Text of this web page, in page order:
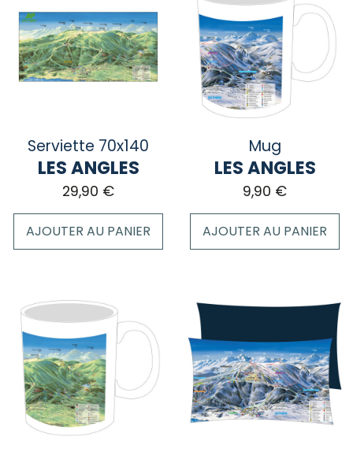
plusieurs
variations.
Les
options
peuvent
page
produit
Serviette 70x140
LES ANGLES
29,90 €
AJOUTER AU PANIER
Mug
LES ANGLES
9,90 €
AJOUTER AU PANIER